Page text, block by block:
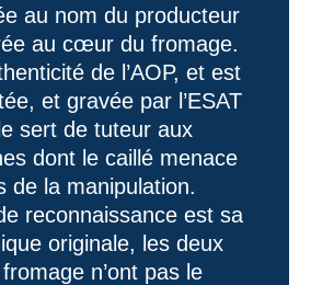
au nom du producteur
au cœur du fromage.
de l’AOP, et est
et gravée par l’ESAT
sert de tuteur aux
dont le caillé menace
de la manipulation.
reconnaissance est sa
originale, les deux
n’ont pas le